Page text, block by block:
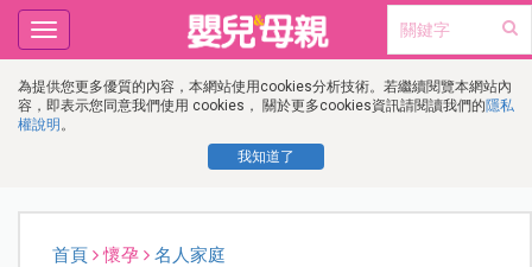
為提供您更多優質的內容，本網站使用cookies分析技術。若繼續閱覽本網站內
容，即表示您同意我們使用 cookies， 關於更多cookies資訊請閱讀我們的隱私
權說明 。
我知道了
Toggle
navigation
首頁 懷孕 名人家庭